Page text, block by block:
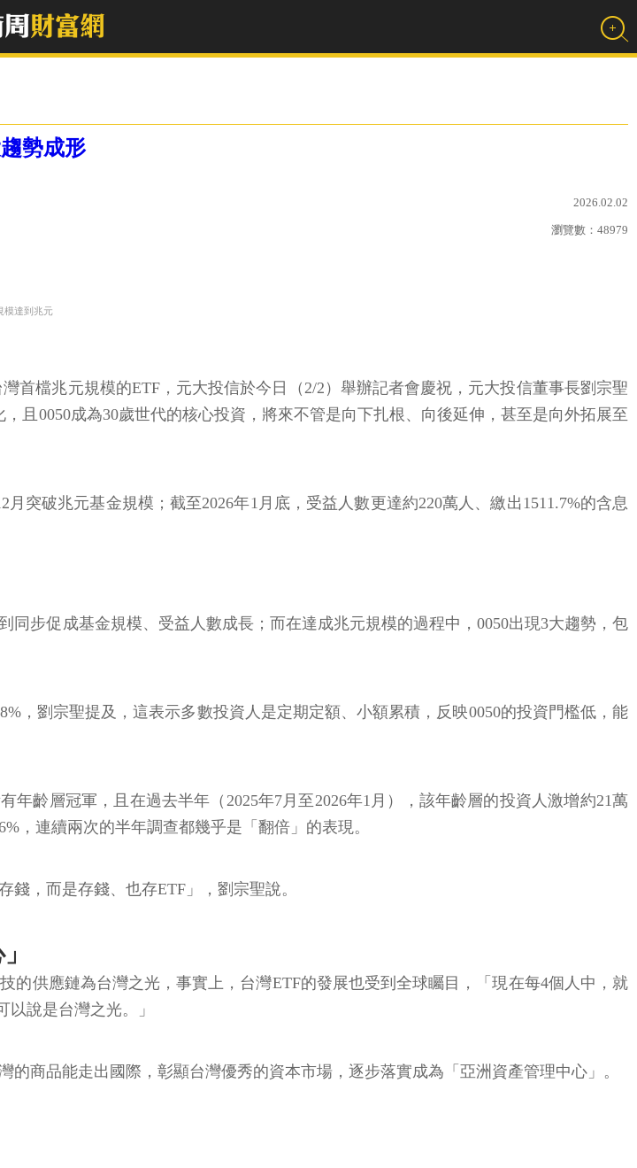
勢成形
2026.02.02
瀏覽數： 48979
模達到兆元
首檔兆元規模的ETF，元大投信於今日（2/2）舉辦記者會慶祝，元大投信董事長劉宗聖
且0050成為30歲世代的核心投資，將來不管是向下扎根、向後延伸，甚至是向外拓展至
突破兆元基金規模；截至2026年1月底，受益人數更達約220萬人、繳出1511.7%的含息
步促成基金規模、受益人數成長；而在達成兆元規模的過程中，0050出現3大趨勢，包
，劉宗聖提及，這表示多數投資人是定期定額、小額累積，反映0050的投資門檻低，能
年齡層冠軍，且在過去半年（2025年7月至2026年1月），該年齡層的投資人激增約21萬
，連續兩次的半年調查都幾乎是「翻倍」的表現。
，而是存錢、也存ETF」，劉宗聖說。
供應鏈為台灣之光，事實上，台灣ETF的發展也受到全球矚目，「現在每4個人中，就
說是台灣之光。」
商品能走出國際，彰顯台灣優秀的資本市場，逐步落實成為「亞洲資產管理中心」。